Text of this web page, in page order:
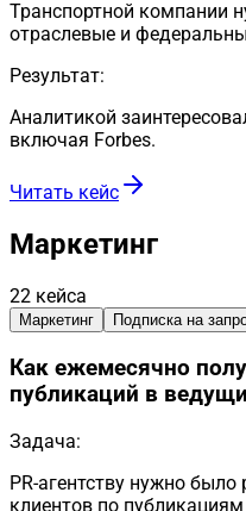
Транспортной компании
отраслевые и
Результат:
Аналитикой
включая Forbes.
Читать кейс
Маркетинг
22 кейса
Маркетинг Подписка на
Как ежемесячно
публикаций в
Задача:
PR-агентству нужно
клиентов по